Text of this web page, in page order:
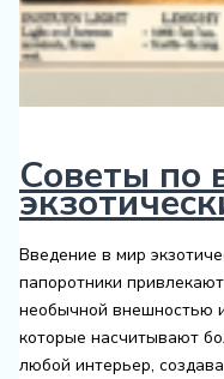
Советы по
Введение в мир
папоротники
необычной внешностью
которые насчитывают
любой интерьер,